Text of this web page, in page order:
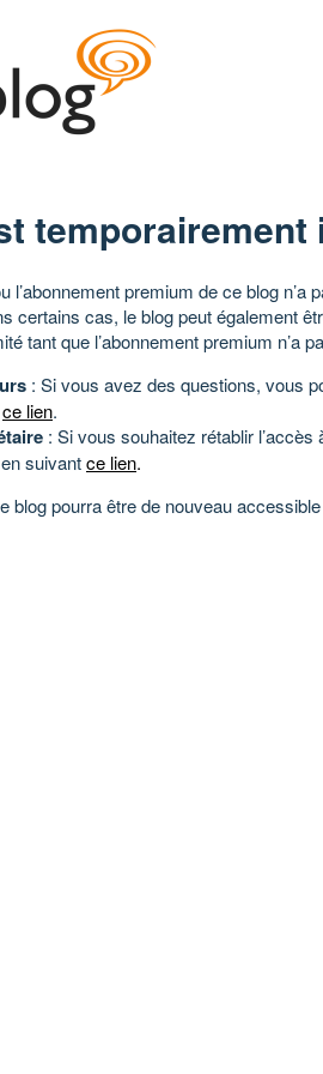
l’abonnement premium de ce blog n’a
certains cas, le blog peut également
tant que l’abonnement premium n’a
: Si vous avez des questions, vous
ce lien.
: Si vous souhaitez rétablir
suivantce lien.
blog pourra être de nouveau